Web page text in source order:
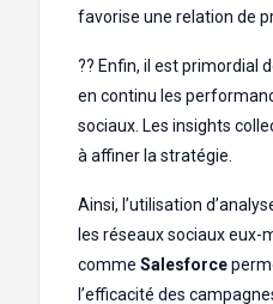
favorise une relation de
?️‍?️ Enfin, il est primordial
en continu les
sociaux. Les insights
à affiner la stratégie.
Ainsi, l’utilisation
les réseaux sociaux eux-
comme Salesforce
l’efficacité des